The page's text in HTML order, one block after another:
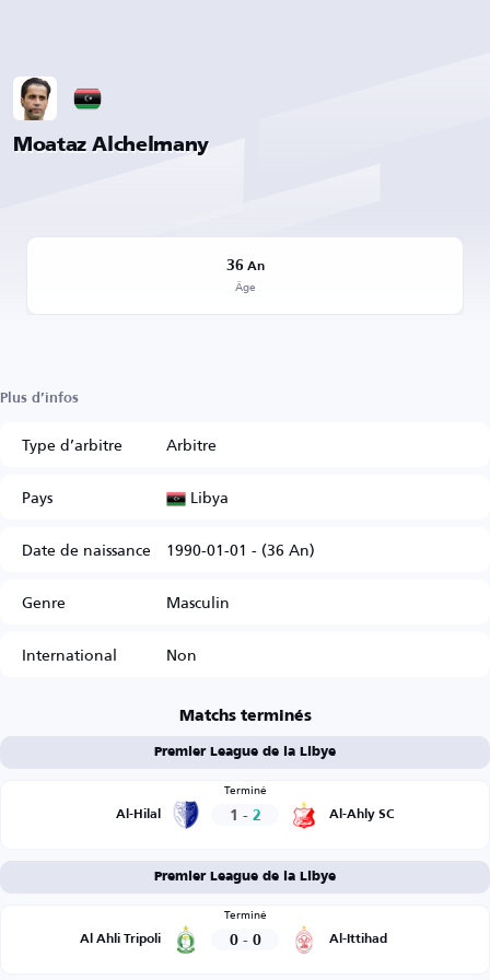
Moataz Alchelmany
36An
Âge
Plus d’infos
Type d’arbitre
Arbitre
Pays
Libya
Date de naissance 1990-01-01 - (36 An)
Genre
Masculin
International
Non
Matchs terminés
Premier League de la Libye
Al-Hilal
Terminé
1 - 2 Al-Ahly SC
Premier League de la Libye
Al Ahli Tripoli
Terminé
0 - 0 Al-Ittihad